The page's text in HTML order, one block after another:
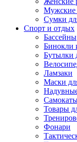
Мужские
Сумки
Спорт и отдых
Бассейны
Бинокли
Бутылки
Ламзаки
Маски
Товары
Фонари